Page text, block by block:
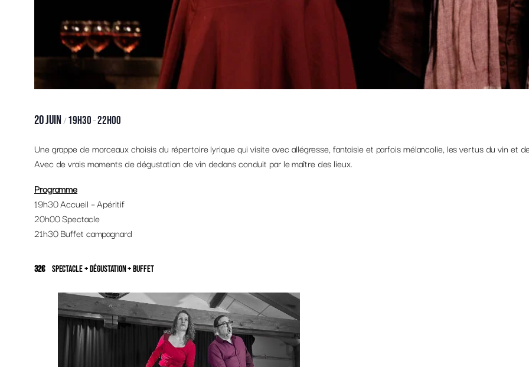
20 Juin/19h30 –22h00
Une grappe de morceaux choisis du répertoire lyrique qui visite avec allégresse, fantaisie et parfois mélancolie, les vertus du vin et
Avec de vrais moments de dégustation de vin dedans conduit par le maître des lieux.
Programme
19h30 Accueil – Apéritif
20h00 Spectacle
21h30 Buffet campagnard
32€ Spectacle + dégustation + buffet